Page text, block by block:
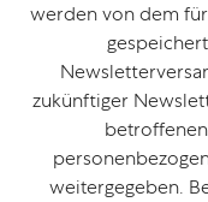
werden von dem
zukünftiger
weitergegeben.